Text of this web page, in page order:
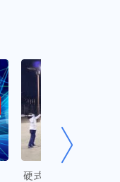
硬式テニス★大分